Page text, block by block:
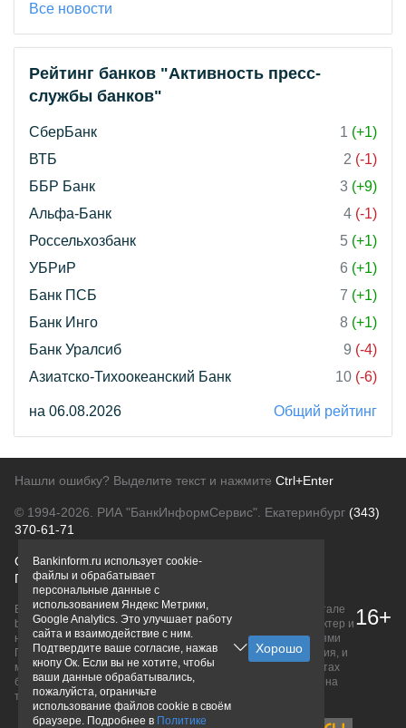
Все новости
Рейтинг банков "Активность пресс-
службы банков"
СберБанк 1 (+1)
ВТБ
2 (-1)
ББР Банк
3 (+9)
Альфа-Банк
4 (-1)
Россельхозбанк
5 (+1)
УБРиР
6 (+1)
Банк ПСБ
7 (+1)
Банк Инго
8 (+1)
Банк Уралсиб
9 (-4)
Азиатско-Тихоокеанский Банк
10 (-6)
на 06.08.2026 Общий рейтинг
Нашли ошибку? Выделите текст и нажмите Ctrl+Enter
© 1994-2026. РИА "БанкИнформСервис". Екатеринбург (343)
370-61-71
О проектеПолитика конфиденциальности
Правовая информацияДля рекламодателей
Вся информация о продуктах банков, размещенная на портале
bankinform.ru, носит исключительно ознакомительный характер и
не является публичной офертой, определяемой положениями
ГК РФ. Информация не содержит точного и полного описания, и
может быть изменена. Конечные условия уточняйте на сайтах
банков или при личном обращении. Исключительное право на
товарные знаки принадлежит их правообладателям.
16+
Bankinform.ru использует cookie-
файлы и обрабатывает
персональные данные с
использованием Яндекс Метрики,
Google Analytics. Это улучшает работу
сайта и взаимодействие с ним.
Подтвердите ваше согласие, нажав
кнопу Ок. Если вы не хотите, чтобы
ваши данные обрабатывались,
пожалуйста, ограничьте
использование файлов cookie в своём
браузере. Подробнее в Политике